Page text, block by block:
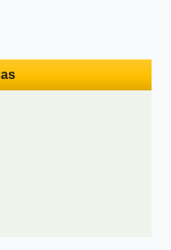
trabajadores desplazados en la